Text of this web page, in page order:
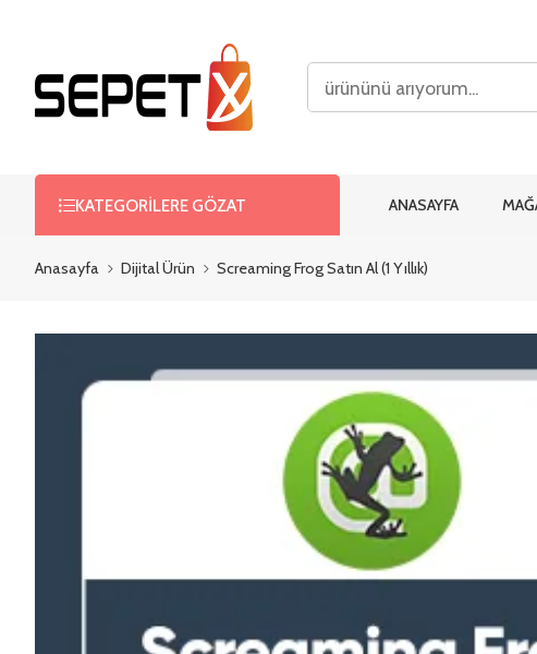
KATEGORILERE GÖZAT ANASAYFA
Anasayfa Dijital Ürün Screaming Frog Satın Al (1 Yıllık)